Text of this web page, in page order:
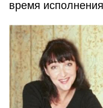
время